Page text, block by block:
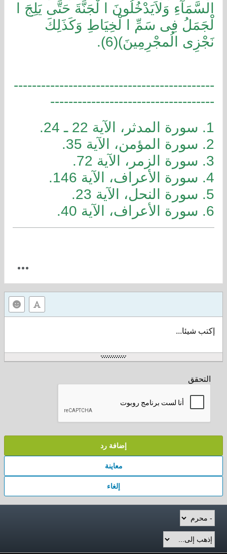
السَّمَآءِ وَلاَيَدْخُلُونَ ا لْجَنَّةَ حَتَّى يَلِجَ ا
لْجَمَلُ فِى سَمِّ ا لْخِيَاطِ وَكَذَلِكَ
نَجْزِى الُمجْرِمِينَ)(6).
--------------------------------------------
------------------------------------
1. سورة المدثر، الآية 22 ـ 24.
2. سورة المؤمن، الآية 35.
3. سورة الزمر، الآية 72.
4. سورة الأعراف، الآية 146.
5. سورة النحل، الآية 23.
6. سورة الأعراف، الآية 40.
إكتب شيئا...
التحقق
إضافة رد
معاينة
إلغاء